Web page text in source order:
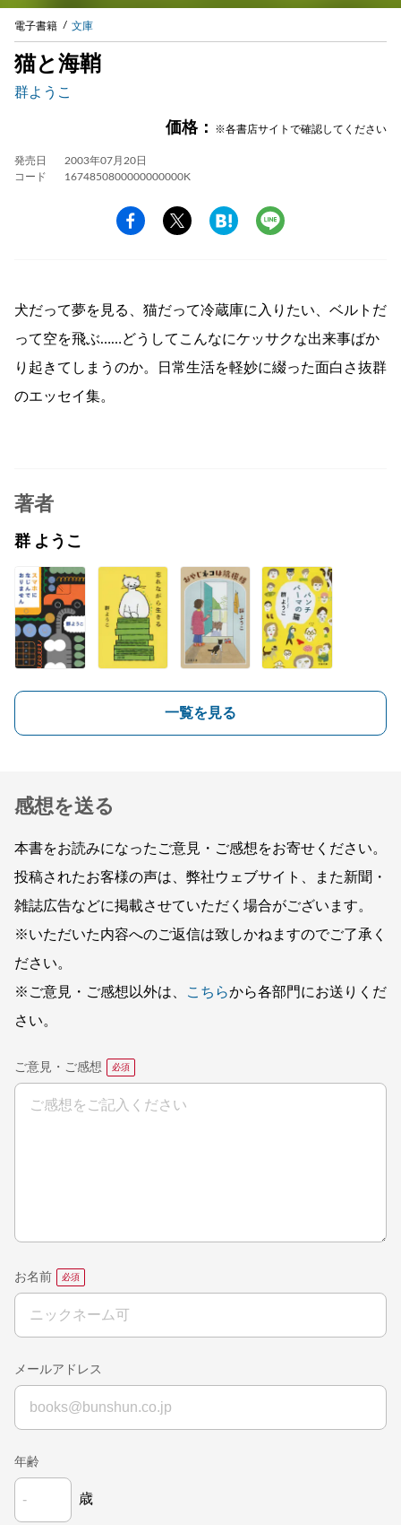
電子書籍 文庫
猫と海鞘
群ようこ
価格： ※各書店サイトで確認してください
発売日
2003年07月20日
コード
1674850800000000000K
犬だって夢を見る、猫だって冷蔵庫に入りたい、ベルトだ
って空を飛ぶ……どうしてこんなにケッサクな出来事ばか
り起きてしまうのか。日常生活を軽妙に綴った面白さ抜群
のエッセイ集。
著者
群 ようこ
一覧を見る
感想を送る
本書をお読みになったご意見・ご感想をお寄せください。
投稿されたお客様の声は、弊社ウェブサイト、また新聞・
雑誌広告などに掲載させていただく場合がございます。
※いただいた内容へのご返信は致しかねますのでご了承く
ださい。
※ご意見・ご感想以外は、
こちらから各部門にお送りくだ
さい。
ご意見・ご感想
お名前
メールアドレス
年齢
歳